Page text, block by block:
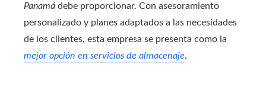
Panamá debe proporcionar. Con asesoramiento
personalizado y planes adaptados a las necesidades
de los clientes, esta empresa se presenta como la
mejor opción en servicios de almacenaje.